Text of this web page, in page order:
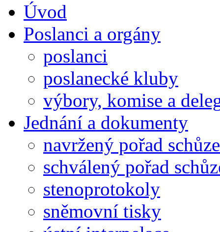
Úvod
Poslanci a orgány
poslanci
poslanecké kluby
výbory, komise a
Jednání a dokumenty
navržený pořad schůze
schválený pořad
stenoprotokoly
sněmovní tisky